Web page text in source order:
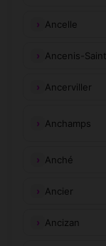
Ancelle
Ancenis-
Ancerviller
Anchamps
Anché
Ancier
Ancizan